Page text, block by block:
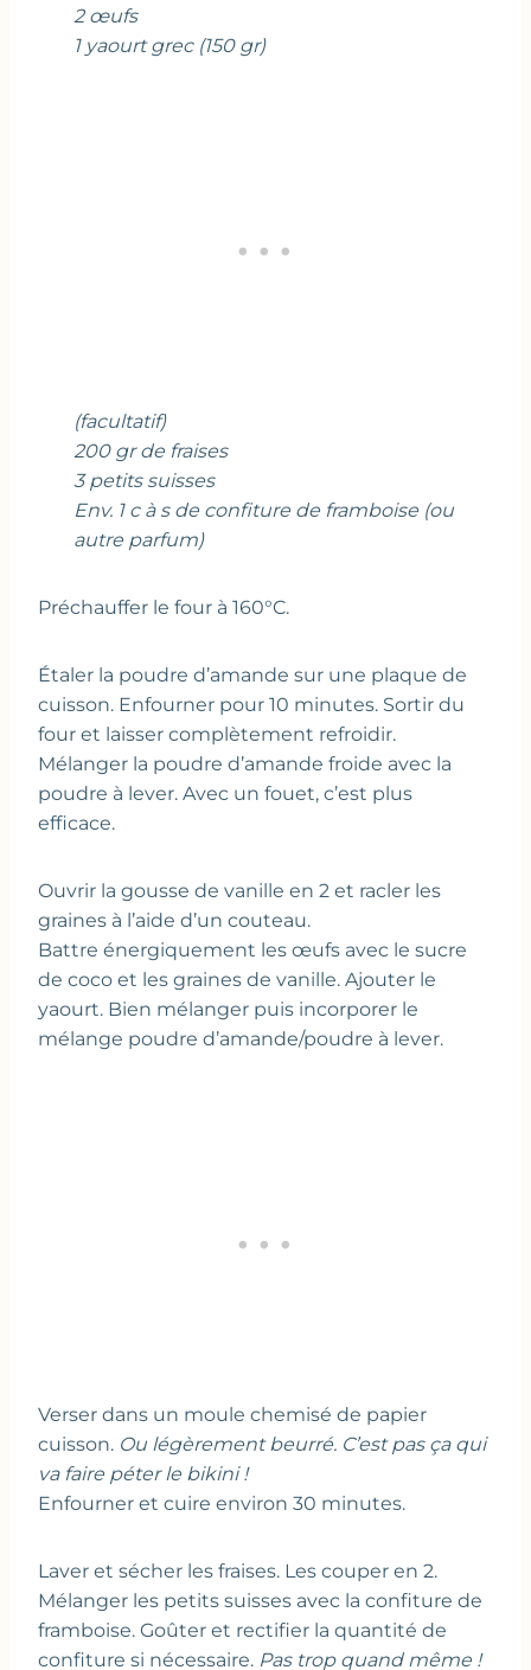
2 œufs
1 yaourt grec (150 gr)
(facultatif)
200 gr de fraises
3 petits suisses
Env. 1 c à s de confiture de framboise (ou
autre parfum)
Préchauffer le four à 160°C.
Étaler la poudre d’amande sur une plaque de
cuisson. Enfourner pour 10 minutes. Sortir du
four et laisser complètement refroidir.
Mélanger la poudre d’amande froide avec la
poudre à lever. Avec un fouet, c’est plus
efficace.
Ouvrir la gousse de vanille en 2 et racler les
graines à l’aide d’un couteau.
Battre énergiquement les œufs avec le sucre
de coco et les graines de vanille. Ajouter le
yaourt. Bien mélanger puis incorporer le
mélange poudre d’amande/poudre à lever.
Verser dans un moule chemisé de papier
cuisson. Ou légèrement beurré. C’est pas ça qui
va faire péter le bikini !
Enfourner et cuire environ 30 minutes.
Laver et sécher les fraises. Les couper en 2.
Mélanger les petits suisses avec la confiture de
framboise. Goûter et rectifier la quantité de
confiture si nécessaire. Pas trop quand même !